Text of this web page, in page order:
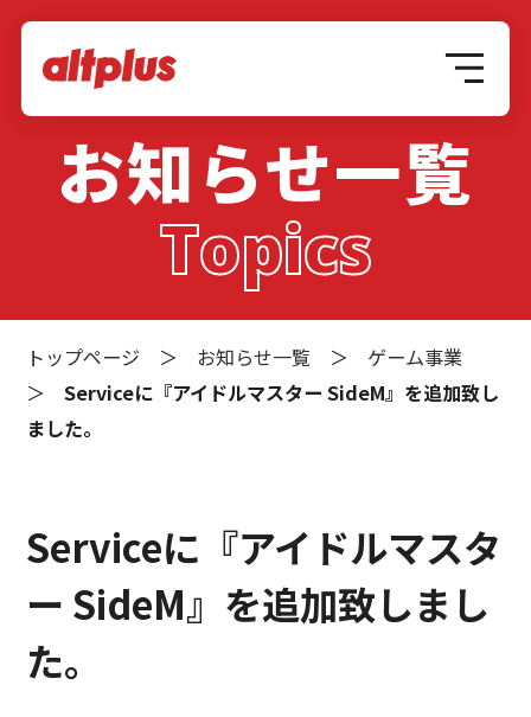
お知らせ一覧
Topics
トップページ ＞ お知らせ一覧 ＞ ゲーム事業
＞Serviceに『アイドルマスター SideM』を追加致し
ました。
Serviceに『アイドルマスタ
ー SideM』を追加致しまし
た。